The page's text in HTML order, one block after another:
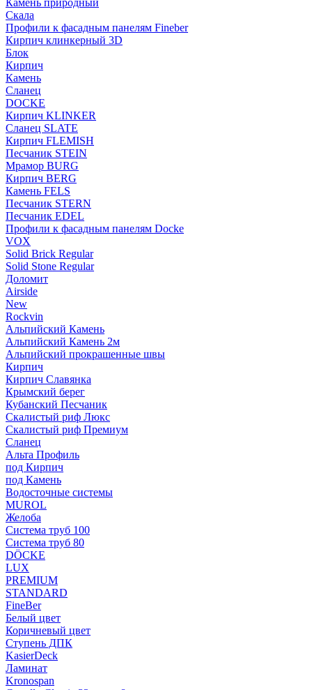
Камень природный
Скала
Профили к фасадным панелям Fineber
Кирпич клинкерный 3D
Блок
Кирпич
Камень
Сланец
DOCKE
Кирпич KLINKER
Сланец SLATE
Кирпич FLEMISH
Пес­ча­ник STEIN
Мрамор BURG
Кирпич BERG
Камень FELS
Пес­ча­ник STERN
Пес­ча­ник EDEL
Профили к фасадным панелям Docke
VOX
Solid Brick Regular
Solid Stone Regular
Доломит
Airside
New
Rockvin
Альпийский Камень
Альпийский Камень 2м
Альпийский прокрашенные швы
Кирпич
Кирпич Славянка
Крымский берег
Кубанский Песчаник
Скалистый риф Люкс
Скалистый риф Премиум
Сланец
Альта Профиль
под Кирпич
под Камень
Водосточные системы
MUROL
Желоба
Система труб 100
Система труб 80
DÖCKE
LUX
PREMIUM
STANDARD
FineBer
Белый цвет
Коричневый цвет
Ступень ДПК
KasierDeck
Ламинат
Kronospan